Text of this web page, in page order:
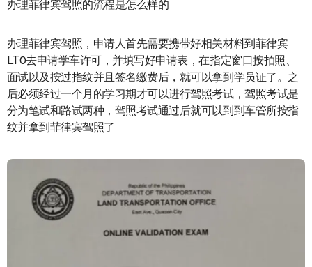
办理菲律宾驾照的流程是怎么样的
办理菲律宾驾照，申请人首先需要携带好相关材料到菲律宾
LT0去申请学车许可，并填写好申请表，在指定窗口按拍照、
面试以及按过指纹并且签名缴费后，就可以拿到学员证了。之
后必须经过一个月的学习期才可以进行驾照考试，驾照考试是
分为笔试和路试两种，驾照考试通过后就可以到到车管所按指
纹并拿到菲律宾驾照了